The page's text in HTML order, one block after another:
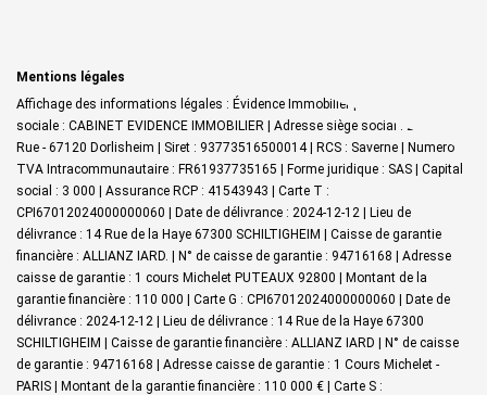
Mentions légales
Affichage des informations légales : Évidence Immobilier | Raison
sociale : CABINET EVIDENCE IMMOBILIER | Adresse siège social : 27 Grand
Rue - 67120 Dorlisheim | Siret : 93773516500014 | RCS : Saverne | Numero
TVA Intracommunautaire : FR61937735165 | Forme juridique : SAS | Capital
social : 3 000 | Assurance RCP : 41543943 | Carte T :
CPI67012024000000060 | Date de délivrance : 2024-12-12 | Lieu de
délivrance : 14 Rue de la Haye 67300 SCHILTIGHEIM | Caisse de garantie
financière : ALLIANZ IARD. | N° de caisse de garantie : 94716168 | Adresse
caisse de garantie : 1 cours Michelet PUTEAUX 92800 | Montant de la
garantie financière : 110 000 | Carte G : CPI67012024000000060 | Date de
délivrance : 2024-12-12 | Lieu de délivrance : 14 Rue de la Haye 67300
SCHILTIGHEIM | Caisse de garantie financière : ALLIANZ IARD | N° de caisse
de garantie : 94716168 | Adresse caisse de garantie : 1 Cours Michelet -
PARIS | Montant de la garantie financière : 110 000 € | Carte S :